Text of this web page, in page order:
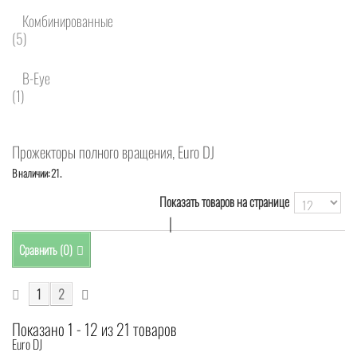
Комбинированные
(5)
B-Eye
(1)
Прожекторы полного вращения, Euro DJ
В наличии: 21.
Показать товаров на странице
|
Сравнить (0)
1 2
Показано 1 - 12 из 21 товаров
Euro DJ